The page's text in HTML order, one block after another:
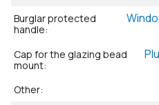
Burglar protected
handle:
Cap for the glazing bead
mount:
Other: